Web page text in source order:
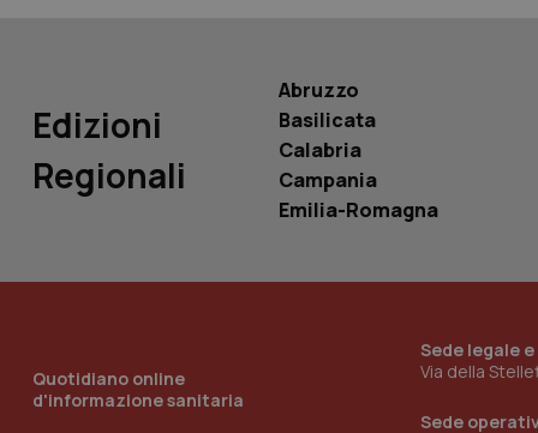
Edizioni
Regionali
Abruzzo
Basilicata
Calabria
Campania
Emilia-Romagna
Quotidiano online
d'informazione sanitaria
Sede legale
Via della
Sede
Nome
Nome
__Secure-YNID